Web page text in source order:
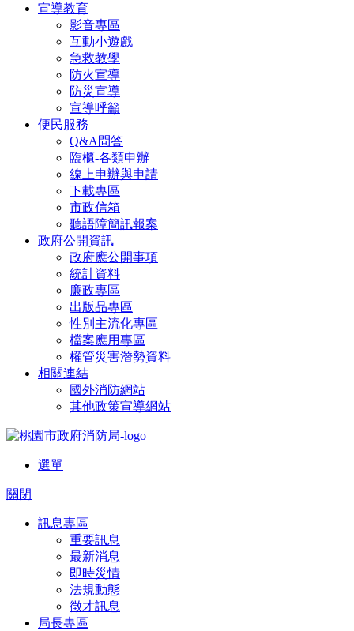
宣導教育
影音專區
互動小遊戲
急救教學
防火宣導
防災宣導
宣導呼籲
便民服務
Q&A問答
臨櫃-各類申辦
線上申辦與申請
下載專區
市政信箱
聽語障簡訊報案
政府公開資訊
政府應公開事項
統計資料
廉政專區
出版品專區
性別主流化專區
檔案應用專區
權管災害潛勢資料
相關連結
國外消防網站
其他政策宣導網站
選單
關閉
訊息專區
重要訊息
最新消息
即時災情
法規動態
徵才訊息
局長專區